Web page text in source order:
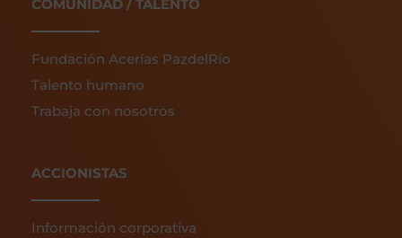
COMUNIDAD / TALENTO
Fundación Acerías PazdelRío
Talento humano
Trabaja con nosotros
ACCIONISTAS
Información corporativa